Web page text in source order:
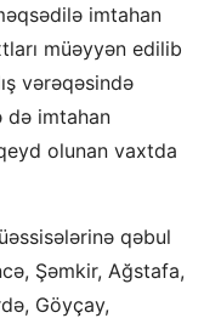
imtahan
müəyyən edilib
vərəqəsində
də imtahan
olunan vaxtda
qəbul
Şəmkir, Ağstafa,
Göyçay,